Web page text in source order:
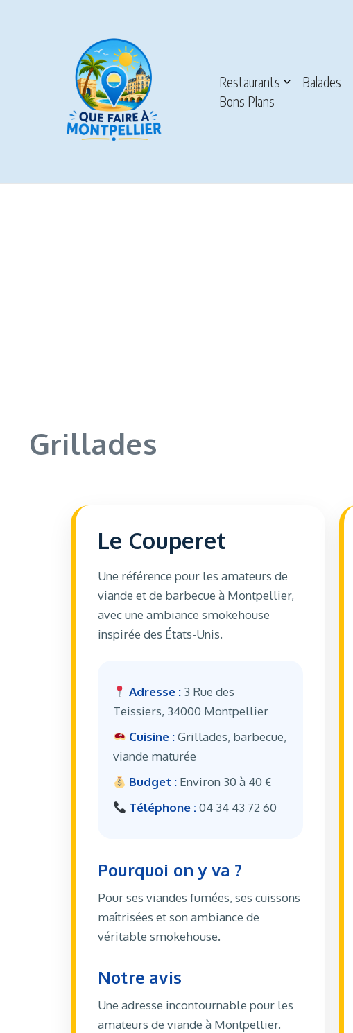
Restaurants Balades
Bons Plans
Grillades
Le Couperet
Une référence pour les amateurs de
viande et de barbecue à Montpellier,
avec une ambiance smokehouse
inspirée des États-Unis.
Adresse : 3 Rue des
Teissiers, 34000 Montpellier
Cuisine :Grillades, barbecue,
viande maturée
Budget : Environ 30 à 40 €
Téléphone :04 34 43 72 60
Pourquoi on y va ?
Pour ses viandes fumées, ses cuissons
maîtrisées et son ambiance de
véritable smokehouse.
Notre avis
Une adresse incontournable pour les
amateurs de viande à Montpellier.